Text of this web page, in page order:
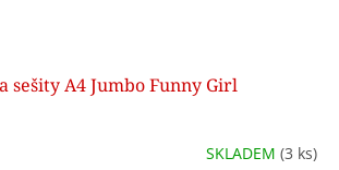
sešity A4 Jumbo Funny Girl
SKLADEM (3 ks)